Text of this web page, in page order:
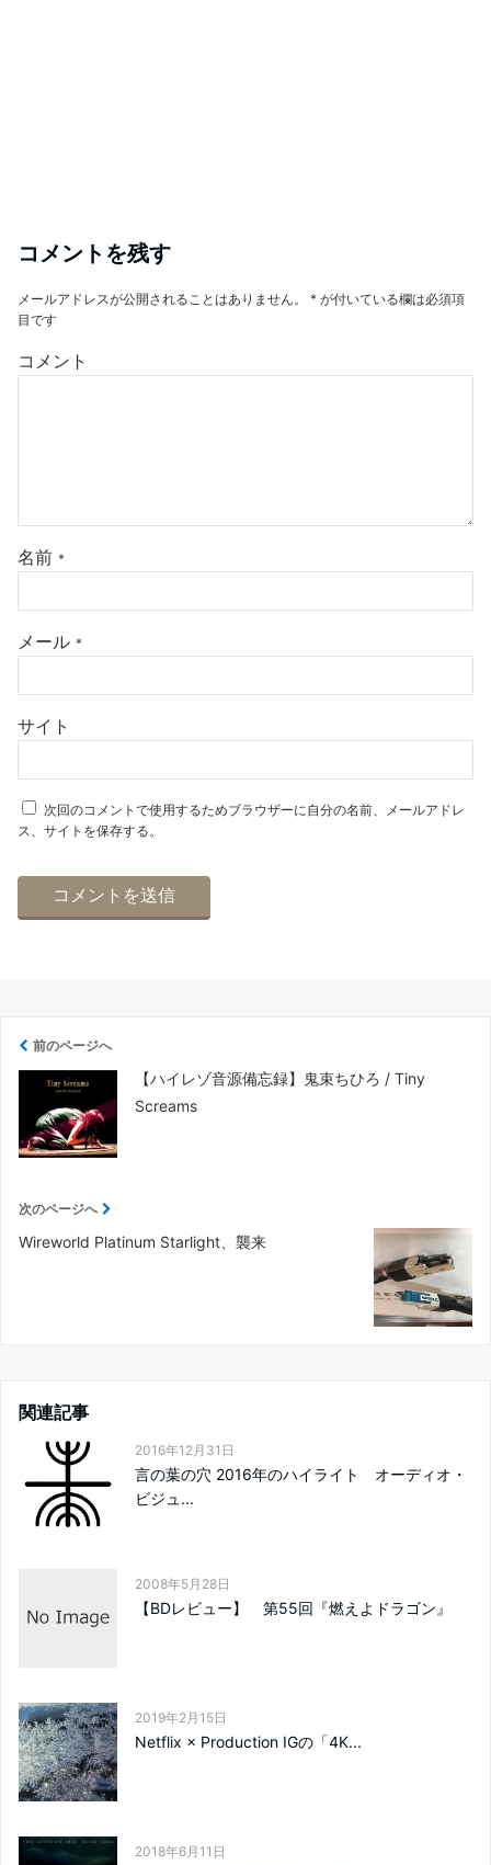
コメントを残す
メールアドレスが公開されることはありません。 * が付いている欄は必須項
目です
コメント
名前 *
メール *
サイト
次回のコメントで使用するためブラウザーに自分の名前、メールアドレ
ス、サイトを保存する。
前のページへ
【ハイレゾ音源備忘録】鬼束ちひろ / Tiny
Screams
次のページへ
Wireworld Platinum Starlight、襲来
関連記事
2016年12月31日
言の葉の穴 2016年のハイライト オーディオ・
ビジュ...
2008年5月28日
【BDレビュー】 第55回『燃えよドラゴン』
2019年2月15日
Netflix × Production IGの「4K...
2018年6月11日